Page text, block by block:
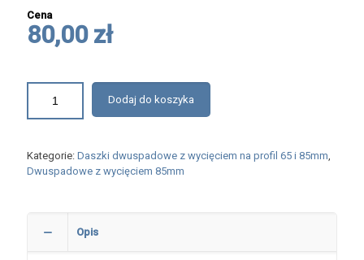
Cena
80,00 zł
Dodaj do koszyka
Kategorie: Daszki dwuspadowe z wycięciem na profil 65 i 85mm,
Dwuspadowe z wycięciem 85mm
Opis